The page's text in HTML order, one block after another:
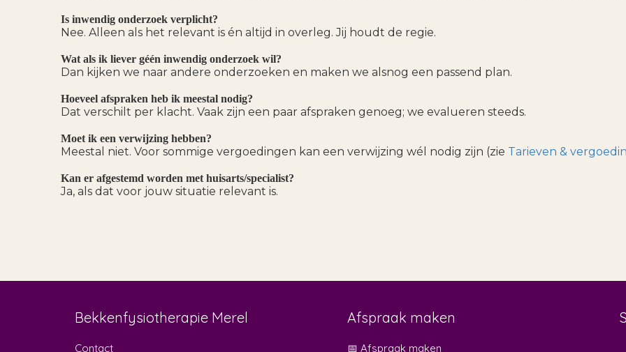
Is inwendig onderzoek verplicht?
Nee. Alleen als het relevant is én altijd in overleg. Jij houdt de regie.
Wat als ik liever géén inwendig onderzoek wil?
Dan kijken we naar andere onderzoeken en maken we alsnog een passend plan.
Hoeveel afspraken heb ik meestal nodig?
Dat verschilt per klacht. Vaak zijn een paar afspraken genoeg; we evalueren steeds.
Moet ik een verwijzing hebben?
Meestal niet. Voor sommige vergoedingen kan een verwijzing wél nodig zijn (zie Tarieven &
Kan er afgestemd worden met huisarts/specialist?
Ja, als dat voor jouw situatie relevant is.
Bekkenfysiotherapie Merel
Contact
Afspraak maken
📅 Afspraak maken